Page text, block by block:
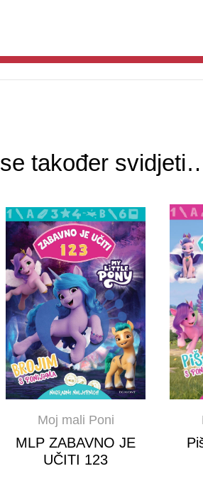
također
Moj mali Poni
MLP ZABAVNO JE
UČITI 123